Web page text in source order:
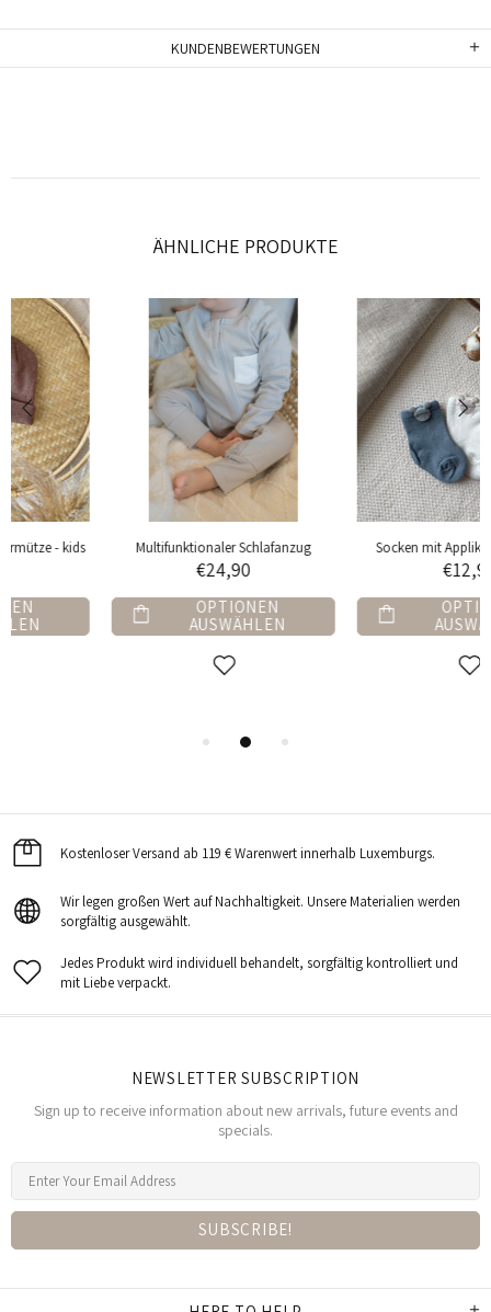
KUNDENBEWERTUNGEN
ÄHNLICHE PRODUKTE
Socken mit Applikation - 3er Set
OPTIONEN
AUSWÄHLEN
Langarm Bodysuit
OPTIONEN
AUSWÄHLEN
Kostenloser Versand ab 119 € Warenwert innerhalb Luxemburgs.
Wir legen großen Wert auf Nachhaltigkeit. Unsere Materialien werden
sorgfältig ausgewählt.
Jedes Produkt wird individuell behandelt, sorgfältig kontrolliert und
mit Liebe verpackt.
NEWSLETTER SUBSCRIPTION
Sign up to receive information about new arrivals, future events and
specials.